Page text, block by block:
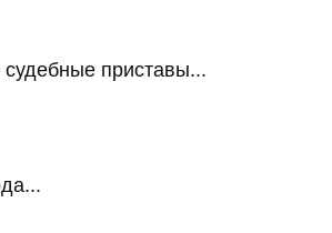
приставы...